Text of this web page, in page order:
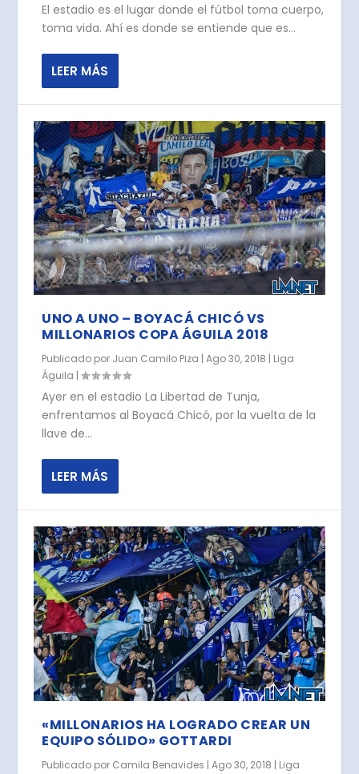
El estadio es el lugar donde el fútbol toma cuerpo,
toma vida. Ahí es donde se entiende que es...
LEER MÁS
UNO A UNO – BOYACÁ CHICÓ VS
MILLONARIOS COPA ÁGUILA 2018
Publicado por Juan Camilo Piza |Ago 30, 2018 | Liga
Águila |
Ayer en el estadio La Libertad de Tunja,
enfrentamos al Boyacá Chicó, por la vuelta de la
llave de...
LEER MÁS
«MILLONARIOS HA LOGRADO CREAR UN
EQUIPO SÓLIDO» GOTTARDI
Publicado por Camila Benavides |Ago 30, 2018 | Liga